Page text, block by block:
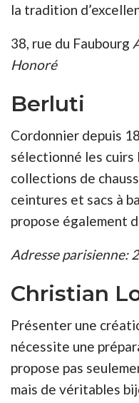
la tradition
38, rue du Faubourg
Honoré
Berluti
Cordonnier depuis
sélectionné les cuirs
collections de
ceintures et sacs à
propose également
Adresse parisienne:
Christian
Présenter une
nécessite une
propose pas
mais de véritables